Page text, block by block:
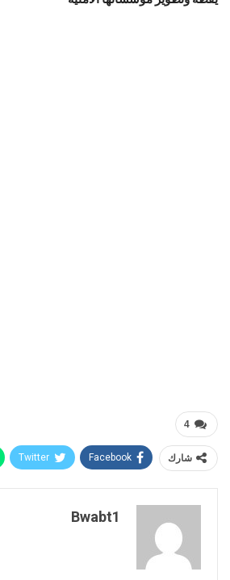
4
شارك Facebook
Twitter
Bwabt1